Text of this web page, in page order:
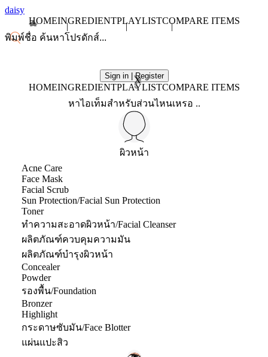
daisy
HOMEINGREDIENTPLAYLISTCOMPARE ITEMS
Sign in | Register
X
HOMEINGREDIENTPLAYLISTCOMPARE ITEMS
หาไอเท็มสำหรับส่วนไหนเหรอ ..
ผิวหน้า
Acne Care
Face Mask
Facial Scrub
Sun Protection/Facial Sun Protection
Toner
ทำความสะอาดผิวหน้า/Facial Cleanser
ผลิตภัณฑ์ควบคุมความมัน
ผลิตภัณฑ์บำรุงผิวหน้า
Concealer
Powder
รองพื้น/Foundation
Bronzer
Highlight
กระดาษซับมัน/Face Blotter
แผ่นแปะสิว